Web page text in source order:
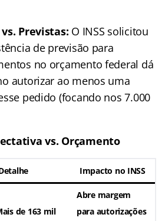
Previstas: O INSS solicitou
de previsão para
no orçamento federal dá
autorizar ao menos uma
pedido (focando nos 7.000
vs. Orçamento
Impacto no INSS
de 163 mil
Abre margem
para autorizações